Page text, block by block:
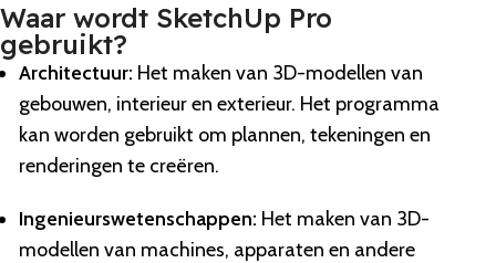
Waar wordt SketchUp Pro
gebruikt?
Architectuur: Het maken van 3D-modellen van
gebouwen, interieur en exterieur. Het programma
kan worden gebruikt om plannen, tekeningen en
renderingen te creëren.
Ingenieurswetenschappen: Het maken van 3D-
modellen van machines, apparaten en andere